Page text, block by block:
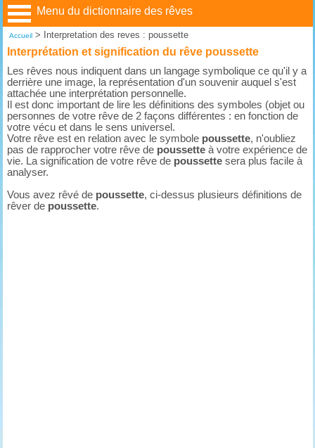
Menu du dictionnaire des rêves
Accueil> Interpretation des reves : poussette
Interprétation et signification du rêve poussette
Les rêves nous indiquent dans un langage symbolique ce qu'il y a
derrière une image, la représentation d'un souvenir auquel s'est
attachée une interprétation personnelle.
Il est donc important de lire les définitions des symboles (objet ou
personnes de votre rêve de 2 façons différentes : en fonction de
votre vécu et dans le sens universel.
Votre rêve est en relation avec le symbole poussette, n'oubliez
pas de rapprocher votre rêve de poussette à votre expérience de
vie. La signification de votre rêve de poussette sera plus facile à
analyser.
Vous avez rêvé de poussette, ci-dessus plusieurs définitions de
rêver de poussette.